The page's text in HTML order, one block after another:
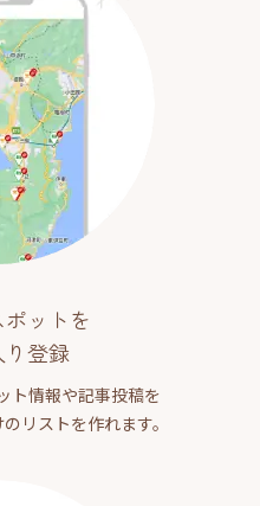
ットを
り登録
ト情報や記事投稿を
リストを作れます。